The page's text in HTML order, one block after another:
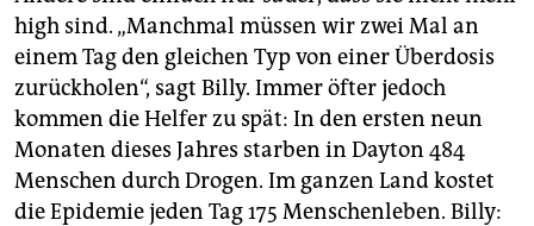
high sind. „Manchmal müssen wir zwei Mal an
einem Tag den gleichen Typ von einer Überdosis
zurückholen“, sagt Billy. Immer öfter jedoch
kommen die Helfer zu spät: In den ersten neun
Monaten dieses Jahres starben in Dayton 484
Menschen durch Drogen. Im ganzen Land kostet
die Epidemie jeden Tag 175 Menschenleben. Billy: